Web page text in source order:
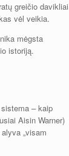
greičio davikliai
vėl veikia.
mėgsta
istoriją.
– kaip
Aisin Warner)
„visam